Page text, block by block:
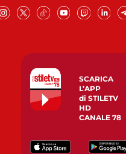
SCARICA
L’APP
di STILETV
HD
CANALE 78